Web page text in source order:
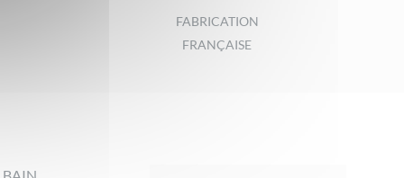
FABRICATION
FRANÇAISE